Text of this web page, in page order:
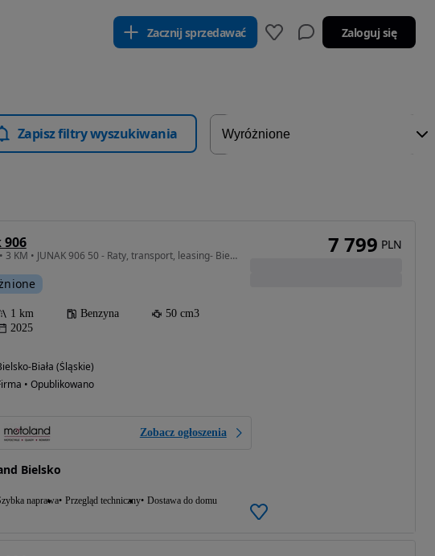
Zacznij sprzedawać Zaloguj się
Zapisz filtry wyszukiwania
906
50 cm3 • 3 KM • JUNAK 906 50 - Raty, transport, leasing- Bielsko-Biała
1 km Benzyna
50 cm3
2025
Biała (Śląskie)
• Opublikowano
Zobacz ogłoszenia
Bielsko
naprawa Przegląd techniczny Dostawa do domu
7 799 PLN